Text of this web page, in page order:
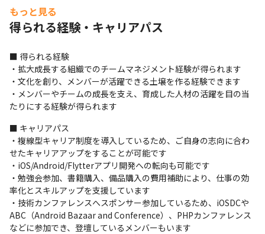
・職場では36協定の順守を推進しており、エンジニアの
働きやすさ改善に努めています
支給PC
現場で選択可能（Windows/Mac）
もっと見る
得られる経験・キャリアパス
■ 得られる経験
・拡大成長する組織でのチームマネジメント経験が得られます
・文化を創り、メンバーが活躍できる土壌を作る経験できます
・メンバーやチームの成長を支え、育成した人材の活躍を目の当
たりにする経験が得られます
■ キャリアパス
・複線型キャリア制度を導入しているため、ご自身の志向に合わ
せたキャリアアップをすることが可能です
・iOS/Android/Flytterアプリ開発への転向も可能です
・勉強会参加、書籍購入、備品購入の費用補助により、仕事の効
率化とスキルアップを支援しています
・技術カンファレンスへスポンサー参加しているため、iOSDCや
ABC（Android Bazaar and Conference）、PHPカンファレンス
などに参加でき、登壇しているメンバーもいます